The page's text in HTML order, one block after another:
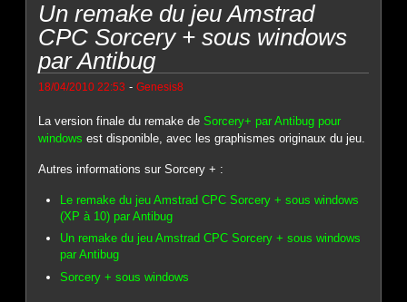
Un remake du jeu Amstrad
CPC Sorcery + sous windows
par Antibug
18/04/2010 22:53 -Genesis8
La version finale du remake deSorcery+ par Antibug pour
windows est disponible, avec les graphismes originaux du jeu.
Autres informations sur Sorcery + :
Le remake du jeu Amstrad CPC Sorcery + sous windows
(XP à 10) par Antibug
Un remake du jeu Amstrad CPC Sorcery + sous windows
par Antibug
Sorcery + sous windows